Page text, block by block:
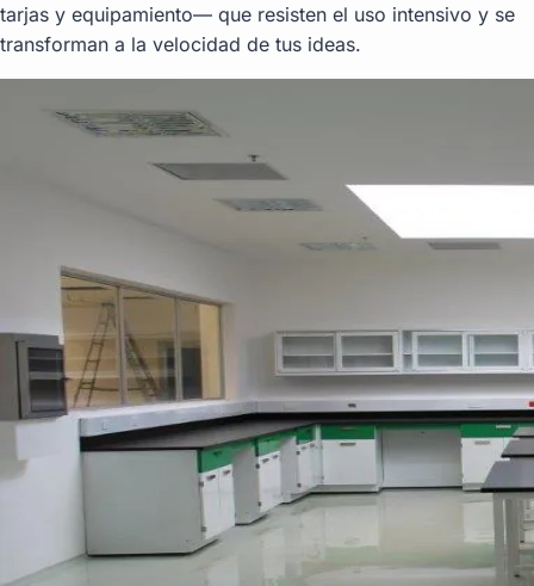
tarjas y equipamiento— que resisten el uso intensivo y se
transforman a la velocidad de tus ideas.